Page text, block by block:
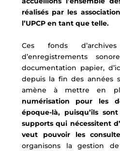
réalisés par les
l’UPCP en tant que telle.
Ces fonds
d’enregistrements
documentation papier,
depuis la fin des années
amène à mettre en
numérisation pour les
époque-là, puisqu’ils
supports qui nécessitent
veut pouvoir les
organisons la gestion